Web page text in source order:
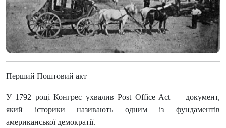
Перший Поштовий акт
У 1792 році Конгрес ухвалив Post Office Act — документ,
який історики називають одним із фундаментів
американської демократії.